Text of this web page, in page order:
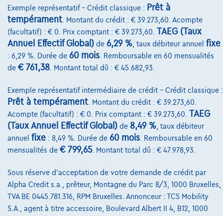
Exemple représentatif – Crédit classique : Prêt à
tempérament. Montant du crédit : € 39.273,60. Acompte
(facultatif) : € 0. Prix comptant : € 39.273,60.
TAEG (Taux
Annuel Effectif Global) de 6,29 %, taux débiteur annuel fixe
: 6,29 %. Durée de 60 mois. Remboursable en 60 mensualités
de € 761,38. Montant total dû : € 45.682,93.
Exemple représentatif intermédiaire de crédit – Crédit classique :
Prêt à tempérament. Montant du crédit : € 39.273,60.
Acompte (facultatif) : € 0. Prix comptant : € 39.273,60.
TAEG
(Taux Annuel Effectif Global) de 8,49 %, taux débiteur
annuel fixe : 8,49 %. Durée de 60 mois. Remboursable en 60
mensualités de € 799,65. Montant total dû : € 47.978,93.
Sous réserve d'acceptation de votre demande de crédit par
Alpha Credit s.a., prêteur, Montagne du Parc 8/3, 1000 Bruxelles,
TVA BE 0445.781.316, RPM Bruxelles. Annonceur : TCS Mobility
S.A., agent à titre accessoire, Boulevard Albert II 4, B12, 1000
Leasing
Sur Nous
Devenez client
Qui nous sommes
Charte de qualité
Nos dealers
Nos partenaires
Contact